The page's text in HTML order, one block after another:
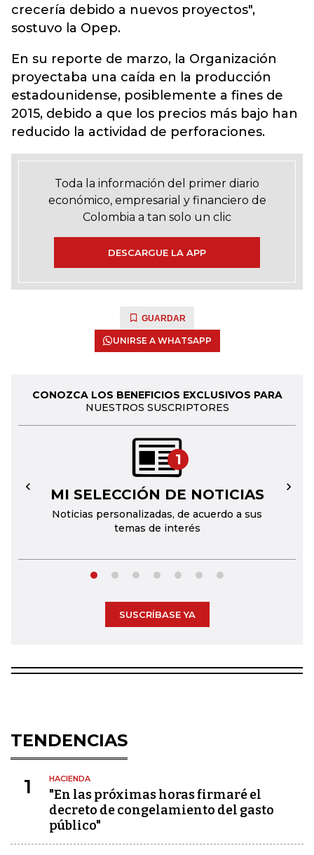
crecería debido a nuevos proyectos",
sostuvo la Opep.
En su reporte de marzo, la Organización
proyectaba una caída en la producción
estadounidense, posiblemente a fines de
2015, debido a que los precios más bajo han
reducido la actividad de perforaciones.
Toda la información del primer diario
económico, empresarial y financiero de
Colombia a tan solo un clic
DESCARGUE LA APP
GUARDAR
UNIRSE A WHATSAPP
CONOZCA LOS BENEFICIOS EXCLUSIVOS PARA
NUESTROS SUSCRIPTORES
1
MI SELECCIÓN DE NOTICIAS
Noticias personalizadas, de acuerdo a sus
temas de interés
← →
SUSCRÍBASE YA
TENDENCIAS
1 HACIENDA
"En las próximas horas firmaré el
decreto de congelamiento del gasto
público"